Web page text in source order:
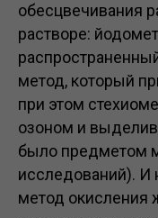
обесцвечивания
растворе:
метод, который
при этом
озоном и
было предметом
исследований). И
метод окисления